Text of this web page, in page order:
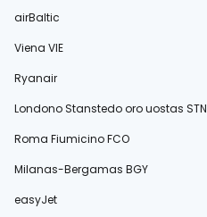
airBaltic
Viena VIE
Ryanair
Londono Stanstedo oro uostas STN
Roma Fiumicino FCO
Milanas-Bergamas BGY
easyJet